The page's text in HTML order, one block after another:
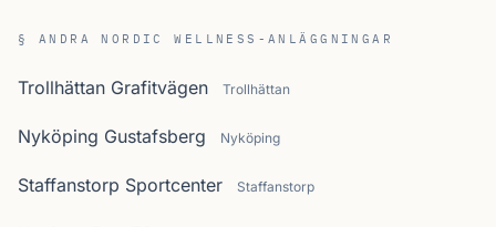
§ ANDRA NORDIC WELLNESS-ANLÄGGNINGAR
Trollhättan Grafitvägen Trollhättan
Nyköping Gustafsberg Nyköping
Staffanstorp Sportcenter Staffanstorp